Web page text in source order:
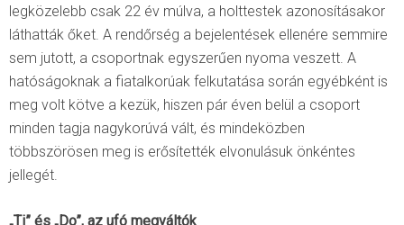
legközelebb csak 22 év múlva, a holttestek azonosításakor
láthatták őket. A rendőrség a bejelentések ellenére semmire
sem jutott, a csoportnak egyszerűen nyoma veszett. A
hatóságoknak a fiatalkorúak felkutatása során egyébként is
meg volt kötve a kezük, hiszen pár éven belül a csoport
minden tagja nagykorúvá vált, és mindeközben
többszörösen meg is erősítették elvonulásuk önkéntes
jellegét.
„Ti” és „Do”, az ufó megváltók